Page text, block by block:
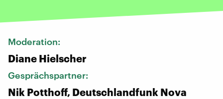
Moderation:
Diane Hielscher
Gesprächspartner:
Nik Potthoff, Deutschlandfunk Nova